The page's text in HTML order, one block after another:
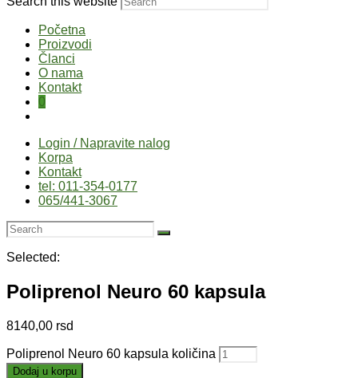
Početna
Proizvodi
Članci
O nama
Kontakt
0
Login / Napravite nalog
Korpa
Kontakt
tel: 011-354-0177
065/441-3067
Selected:
Poliprenol Neuro 60 kapsula
8140,00 rsd
Poliprenol Neuro 60 kapsula količina
Dodaj u korpu